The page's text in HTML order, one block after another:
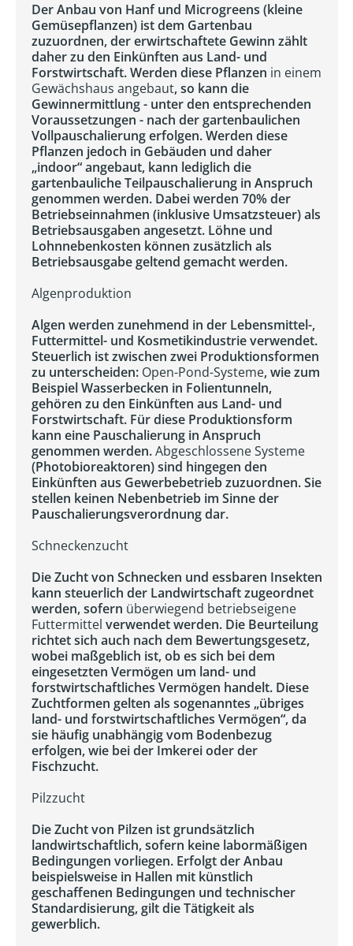
Der Anbau von Hanf und Microgreens (kleine
Gemüsepflanzen) ist dem Gartenbau
zuzuordnen, der erwirtschaftete Gewinn zählt
daher zu den Einkünften aus Land- und
Forstwirtschaft. Werden diese Pflanzen in einem
Gewächshaus angebaut, so kann die
Gewinnermittlung - unter den entsprechenden
Voraussetzungen - nach der gartenbaulichen
Vollpauschalierung erfolgen. Werden diese
Pflanzen jedoch in Gebäuden und daher
„indoor“ angebaut, kann lediglich die
gartenbauliche Teilpauschalierung in Anspruch
genommen werden. Dabei werden 70% der
Betriebseinnahmen (inklusive Umsatzsteuer) als
Betriebsausgaben angesetzt. Löhne und
Lohnnebenkosten können zusätzlich als
Betriebsausgabe geltend gemacht werden.
Algenproduktion
Algen werden zunehmend in der Lebensmittel-,
Futtermittel- und Kosmetikindustrie verwendet.
Steuerlich ist zwischen zwei Produktionsformen
zu unterscheiden: Open-Pond-Systeme, wie zum
Beispiel Wasserbecken in Folientunneln,
gehören zu den Einkünften aus Land- und
Forstwirtschaft. Für diese Produktionsform
kann eine Pauschalierung in Anspruch
genommen werden.Abgeschlossene Systeme
(Photobioreaktoren) sind hingegen den
Einkünften aus Gewerbebetrieb zuzuordnen. Sie
stellen keinen Nebenbetrieb im Sinne der
Pauschalierungsverordnung dar.
Schneckenzucht
Die Zucht von Schnecken und essbaren Insekten
kann steuerlich der Landwirtschaft zugeordnet
werden, sofern überwiegend betriebseigene
Futtermittel verwendet werden. Die Beurteilung
richtet sich auch nach dem Bewertungsgesetz,
wobei maßgeblich ist, ob es sich bei dem
eingesetzten Vermögen um land- und
forstwirtschaftliches Vermögen handelt. Diese
Zuchtformen gelten als sogenanntes „übriges
land- und forstwirtschaftliches Vermögen“, da
sie häufig unabhängig vom Bodenbezug
erfolgen, wie bei der Imkerei oder der
Fischzucht.
Pilzzucht
Die Zucht von Pilzen ist grundsätzlich
landwirtschaftlich, sofern keine labormäßigen
Bedingungen vorliegen. Erfolgt der Anbau
beispielsweise in Hallen mit künstlich
geschaffenen Bedingungen und technischer
Standardisierung, gilt die Tätigkeit als
gewerblich.